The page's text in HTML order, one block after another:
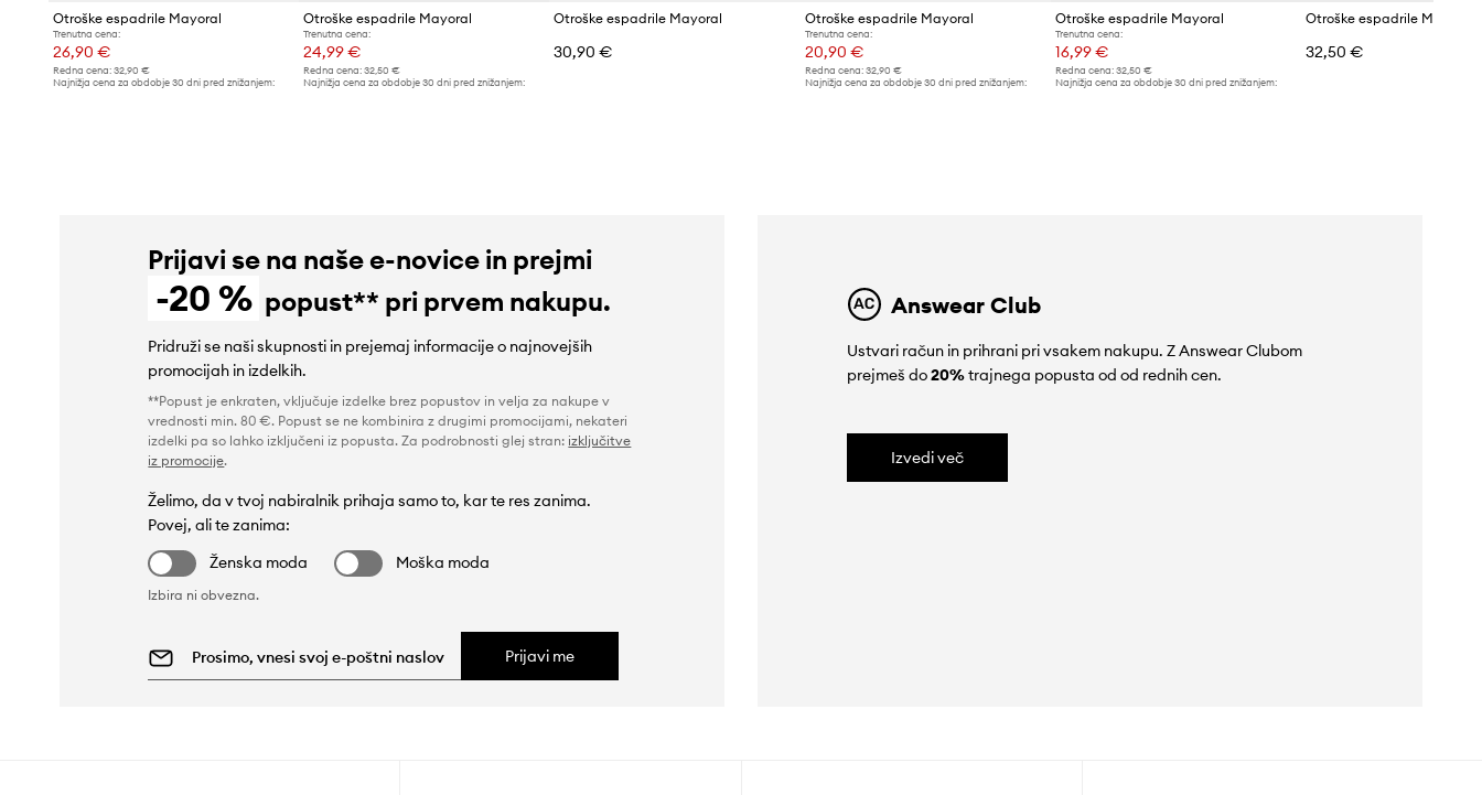
Otroške espadrile Mayoral
Trenutna cena:
26,90 €
Redna cena: 32,90 €
Najnižja cena za obdobje 30 dni pred znižanjem:
Otroške espadrile Mayoral
Trenutna cena:
24,99 €
Redna cena:32,50 €
Najnižja cena za obdobje 30 dni pred znižanjem:
Otroške espadrile Mayoral
30,90 €
Otroške espadrile Mayoral
Trenutna cena:
20,90 €
Redna cena: 32,90 €
Najnižja cena za obdobje 30 dni pred znižanjem:
Otroške espadrile Mayoral
Trenutna cena:
16,99 €
Redna cena:32,50 €
Najnižja cena za obdobje 30 dni pred znižanjem:
Otroške espadrile Mayoral
32,50 €
Prijavi se na naše e-novice in prejmi
-20 % popust** pri prvem nakupu.
Pridruži se naši skupnosti in prejemaj informacije o najnovejših
promocijah in izdelkih.
**Popust je enkraten, vključuje izdelke brez popustov in velja za nakupe v
vrednosti min. 80 €. Popust se ne kombinira z drugimi promocijami, nekateri
izdelki pa so lahko izključeni iz popusta. Za podrobnosti glej stran: izključitve
iz promocije.
Želimo, da v tvoj nabiralnik prihaja samo to, kar te res zanima.
Povej, ali te zanima:
Ženska moda
Moška moda
Izbira ni obvezna.
Prijavi me
Answear Club
Ustvari račun in prihrani pri vsakem nakupu. Z Answear Clubom
prejmeš do20%trajnega popusta od od rednih cen.
Izvedi več